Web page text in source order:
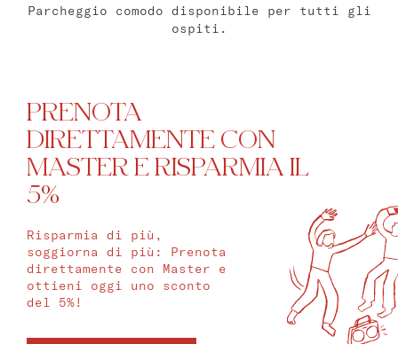
Parcheggio comodo disponibile per tutti gli
ospiti.
PRENOTA
DIRETTAMENTE CON
MASTER E RISPARMIA IL
5%
Risparmia di più,
soggiorna di più: Prenota
direttamente con Master e
ottieni oggi uno sconto
del 5%!